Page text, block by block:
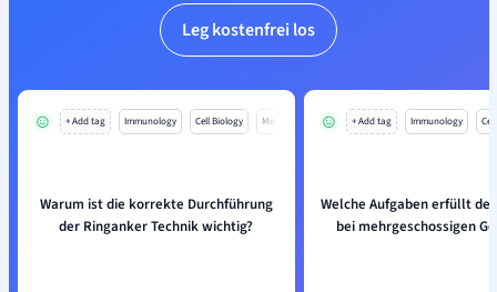
Leg kostenfrei los
+ Add tag Immunology Cell Biology Mo
Warum ist die korrekte Durchführung
der Ringanker Technik wichtig?
+ Add tag Immunology
Welche Aufgaben erfüllt
bei mehrgeschossigen